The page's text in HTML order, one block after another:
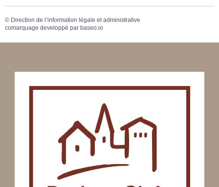
© Direction de l’information légale et administrative
comarquage developpé par baseo.io